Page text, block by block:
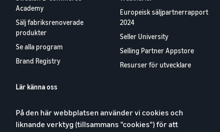
Academy
Sälj fabriksrenoverade
produkter
Se alla program
Brand Registry
Europeisk säljpartnerrapport
2024
Seller University
Selling Partner Appstore
Resurser för utvecklare
Lär känna oss
Karriärer
YouTube
På den här webbplatsen använder vi cookies och
liknande verktyg (tillsammans "cookies") för att